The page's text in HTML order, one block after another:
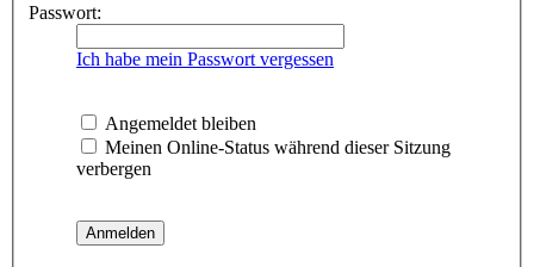
Passwort:
Ich habe mein Passwort vergessen
Angemeldet bleiben
Meinen Online-Status während dieser Sitzung
verbergen